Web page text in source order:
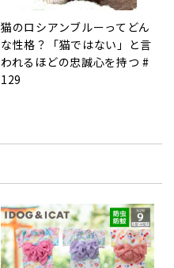
猫のロシアンブルーってどん
な性格？「猫ではない」と言
われるほどの忠誠心を持つ #
129